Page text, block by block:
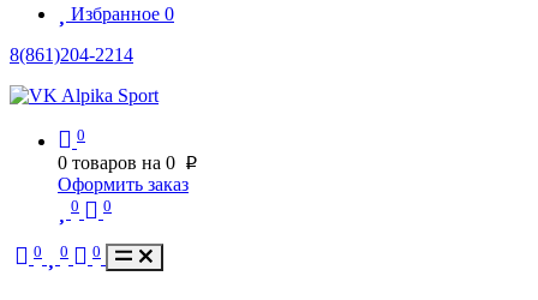
Избранное 0
8(861)204-2214
0
0 товаров на 0 p
Оформить заказ
0 0
0 0 0